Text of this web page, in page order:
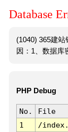
Database
(1040) 365建
因：1、数据库
PHP Debug
No. File
1
/